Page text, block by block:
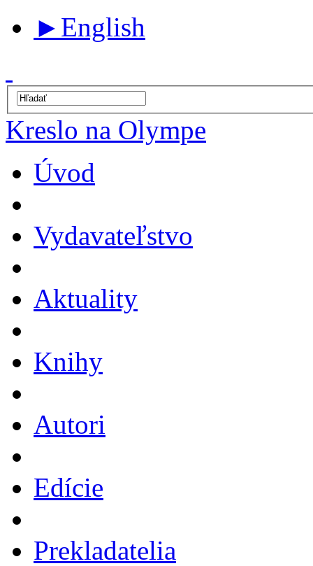
► English
Kreslo na Olympe
Úvod
Vydavateľstvo
Aktuality
Knihy
Autori
Edície
Prekladatelia